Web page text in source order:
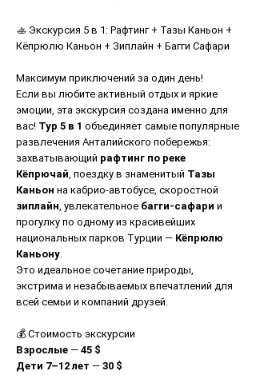
🚣 Экскурсия 5 в 1: Рафтинг + Тазы Каньон +
Кёпрюлю Каньон + Зиплайн + Багги Сафари
Максимум приключений за один день!
Если вы любите активный отдых и яркие
эмоции, эта экскурсия создана именно для
вас! Тур 5 в 1 объединяет самые популярные
развлечения Анталийского побережья:
захватывающий рафтинг по реке
Кёпрючай, поездку в знаменитый Тазы
Каньон на кабрио-автобусе, скоростной
зиплайн, увлекательное багги-сафари и
прогулку по одному из красивейших
национальных парков Турции — Кёпрюлю
Каньону.
Это идеальное сочетание природы,
экстрима и незабываемых впечатлений для
всей семьи и компаний друзей.
💰 Стоимость экскурсии
Взрослые — 45 $
Дети 7–12 лет — 30 $